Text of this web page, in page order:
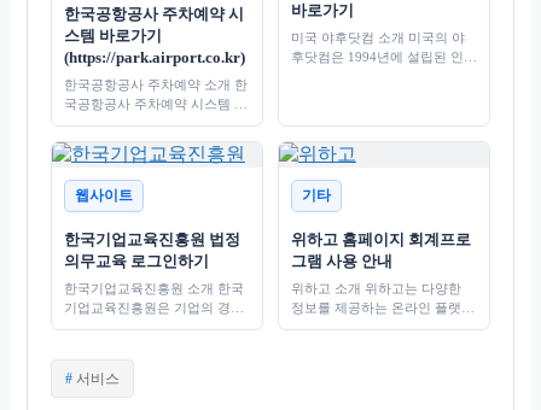
한국공항공사 주차예약 시
스템 바로가기
(https://park.airport.co.kr)
한국공항공사 주차예약 소개 한
국공항공사 주차예약 시스템 홈
페이지는 공항 이용객들에게 편
리한 주차 서비스를 제공하는
플랫폼입니다. 이 사이트는 사
용자가 사전에…
바로가기
미국 야후닷컴 소개 미국의 야
후닷컴은 1994년에 설립된 인터
웹사이트
한국기업교육진흥원 법정
의무교육 로그인하기
한국기업교육진흥원 소개 한국
기업교육진흥원은 기업의 경쟁
력 강화를 위한 전문 교육 및 연
다.…
기타
위하고 홈페이지 회계프로
그램 사용 안내
위하고 소개 위하고는 다양한
정보를 제공하는 온라인 플랫폼
으로, 사용자가 필요한 정보를
태
그
서비스